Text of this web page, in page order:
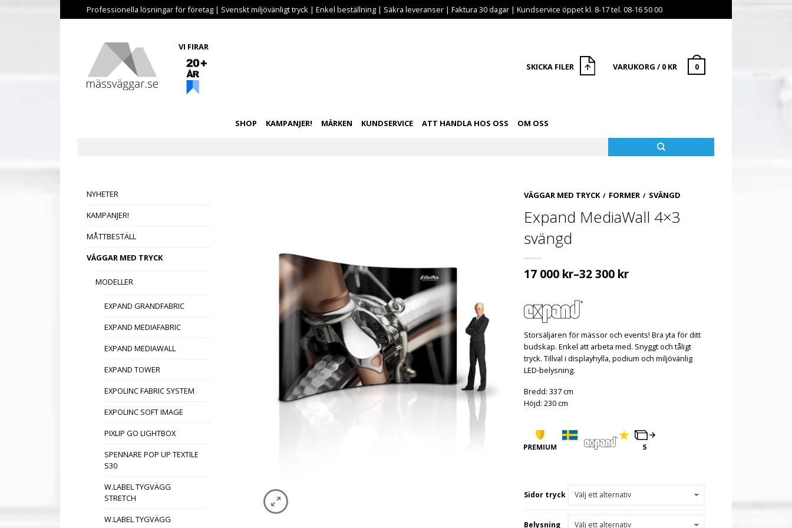
Professionella lösningar för företag | Svenskt miljövänligt tryck | Enkel beställning | Säkra leveranser | Faktura 30 dagar | Kundservice öppet kl. 8-17 tel. 08-16 50 00
VI FIRAR
SKICKA FILER
VARUKORG / 0 KR 0
SHOP KAMPANJER! MÄRKEN KUNDSERVICE ATT HANDLA HOS OSS OM OSS
NYHETER
KAMPANJER!
MÅTTBESTÄLL
VÄGGAR MED TRYCK
MODELLER
EXPAND GRANDFABRIC
EXPAND MEDIAFABRIC
EXPAND MEDIAWALL
EXPAND TOWER
EXPOLINC FABRIC SYSTEM
EXPOLINC SOFT IMAGE
PIXLIP GO LIGHTBOX
SPENNARE POP UP TEXTILE
S30
W.LABEL TYGVÄGG
STRETCH
W.LABEL TYGVÄGG
VÄGGAR MED TRYCK / FORMER / SVÄNGD
Expand MediaWall 4×3
svängd
17 000 kr–32 300 kr
Storsäljaren för mässor och events! Bra yta för ditt
budskap. Enkel att arbeta med. Snyggt och tåligt
tryck. Tillval i displayhylla, podium och miljövänlig
LED-belysning.
Bredd: 337 cm
Höjd: 230 cm
Sidor tryck
Belysning